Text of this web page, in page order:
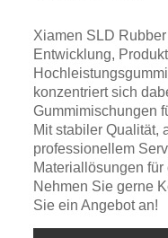
Xiamen SLD
Entwicklung,
konzentriert sich
Gummimischungen
Mit stabiler Qualität,
professionellem
Materiallösungen
Nehmen Sie gerne
Sie ein Angebot an!